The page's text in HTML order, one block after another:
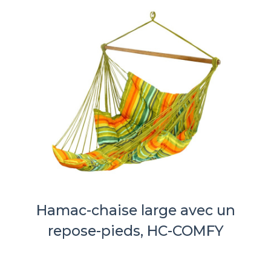
Hamac-chaise large avec un
repose-pieds, HC-COMFY